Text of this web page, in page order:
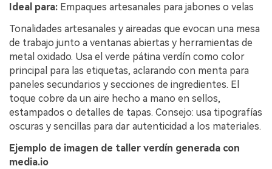
Ideal para: Empaques artesanales para jabones o velas
Tonalidades artesanales y aireadas que evocan una mesa
de trabajo junto a ventanas abiertas y herramientas de
metal oxidado. Usa el verde pátina verdín como color
principal para las etiquetas, aclarando con menta para
paneles secundarios y secciones de ingredientes. El
toque cobre da un aire hecho a mano en sellos,
estampados o detalles de tapas. Consejo: usa tipografías
oscuras y sencillas para dar autenticidad a los materiales.
Ejemplo de imagen de taller verdín generada con
media.io